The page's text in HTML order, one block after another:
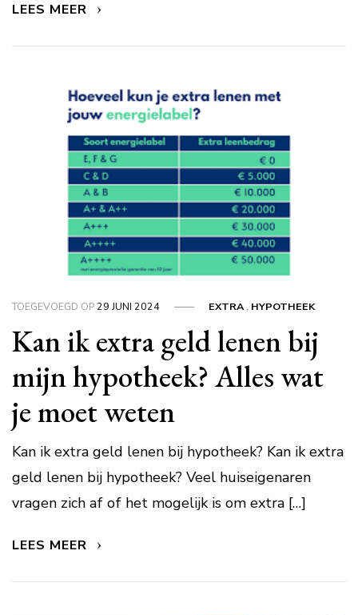
LEES MEER
TOEGEVOEGD OP29 JUNI 2024 EXTRA, HYPOTHEEK
Kan ik extra geld lenen bij
mijn hypotheek? Alles wat
je moet weten
Kan ik extra geld lenen bij hypotheek? Kan ik extra
geld lenen bij hypotheek? Veel huiseigenaren
vragen zich af of het mogelijk is om extra […]
LEES MEER